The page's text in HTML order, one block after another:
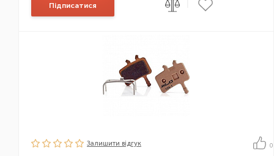
Підписатися
Залишити вiдгук 0